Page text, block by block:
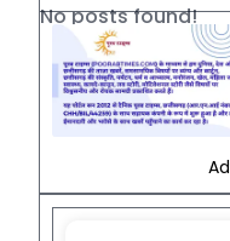
No posts found!